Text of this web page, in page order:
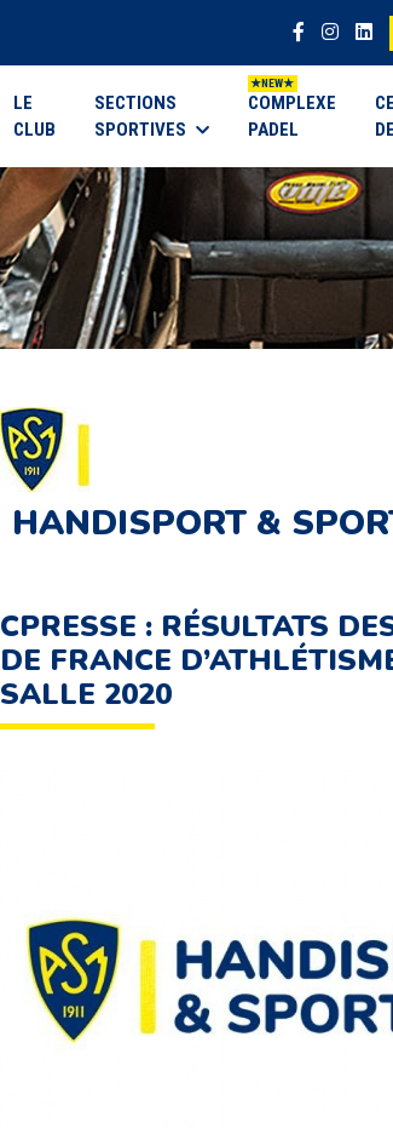
LE
CLUB
SECTIONS
SPORTIVES
COMPLEXE
PADEL
HANDISPORT &
CPRESSE : RÉSULTATS
DE FRANCE
SALLE 2020